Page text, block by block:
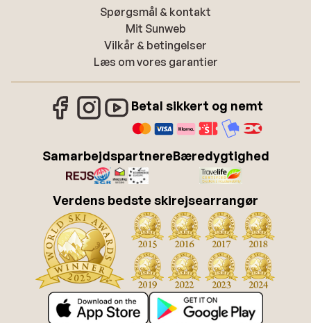
Spørgsmål & kontakt
Mit Sunweb
Vilkår & betingelser
Læs om vores garantier
Betal sikkert og nemt
SamarbejdspartnereBæredygtighed
Verdens bedste skirejsearrangør